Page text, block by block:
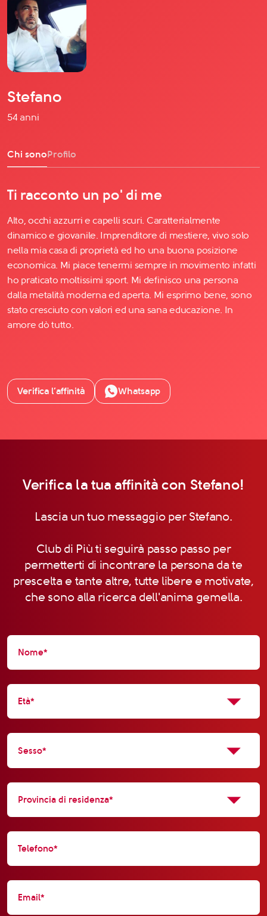
Instagram
TikTok
Stefano
54 anni
Chi sonoProfilo
Ti racconto un po' di me
Alto, occhi azzurri e capelli scuri. Caratterialmente
dinamico e giovanile. Imprenditore di mestiere, vivo solo
nella mia casa di proprietà ed ho una buona posizione
economica. Mi piace tenermi sempre in movimento infatti
ho praticato moltissimi sport. Mi definisco una persona
dalla metalità moderna ed aperta. Mi esprimo bene, sono
stato cresciuto con valori ed una sana educazione. In
amore dò tutto.
Verifica l’affinità Whatsapp
Verifica la tua affinità con Stefano!
Lascia un tuo messaggio per Stefano.
Club di Più ti seguirà passo passo per
permetterti di incontrare la persona da te
prescelta e tante altre, tutte libere e motivate,
che sono alla ricerca dell'anima gemella.